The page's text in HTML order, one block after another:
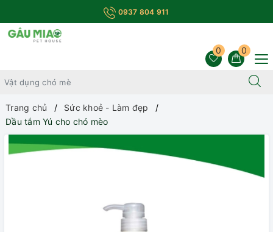
0937 804 911
0
0
Trang chủ
Sức khoẻ - Làm đẹp
Dầu tắm Yú cho chó mèo